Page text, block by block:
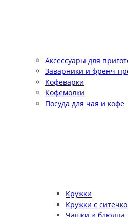
Аксессуары для
Заварники и френч-
Кофеварки
Кофемолки
Посуда для чая и кофе
Кружки
Кружки с